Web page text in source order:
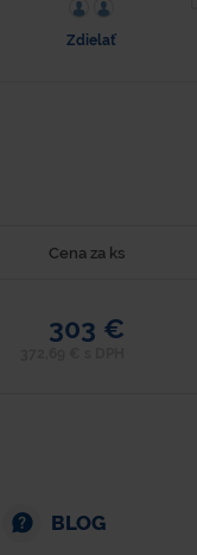
Zdielať
Cena za ks
303 €
BLOG